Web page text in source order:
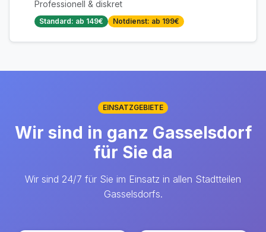
Professionell & diskret
Standard: ab 149€ Notdienst: ab 199€
EINSATZGEBIETE
Wir sind in ganz Gasselsdorf
für Sie da
Wir sind 24/7 für Sie im Einsatz in allen Stadtteilen
Gasselsdorfs.